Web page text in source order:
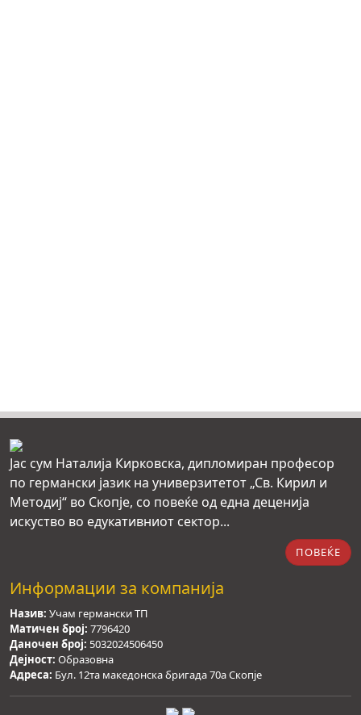
Јас сум Наталија Кирковска, дипломиран професор
по германски јазик на универзитетот „Св. Кирил и
Методиј“ во Скопје, со повеќе од една деценија
искуство во едукативниот сектор...
ПОВЕЌЕ
Информации за компанија
Назив: Учам германски ТП
Матичен број: 7796420
Даночен број: 5032024506450
Дејност: Образовна
Адреса: Бул. 12та македонска бригада 70а Скопје